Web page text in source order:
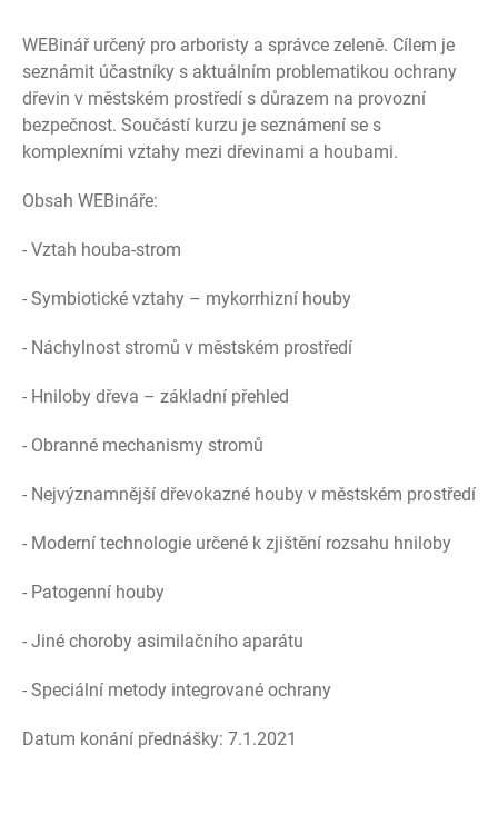
WEBinář určený pro arboristy a správce zeleně. Cílem je
seznámit účastníky s aktuálním problematikou ochrany
dřevin v městském prostředí s důrazem na provozní
bezpečnost. Součástí kurzu je seznámení se s
komplexními vztahy mezi dřevinami a houbami.
Obsah WEBináře:
- Vztah houba-strom
- Symbiotické vztahy – mykorrhizní houby
- Náchylnost stromů v městském prostředí
- Hniloby dřeva – základní přehled
- Obranné mechanismy stromů
- Nejvýznamnější dřevokazné houby v městském prostředí
- Moderní technologie určené k zjištění rozsahu hniloby
- Patogenní houby
- Jiné choroby asimilačního aparátu
- Speciální metody integrované ochrany
Datum konání přednášky: 7.1.2021